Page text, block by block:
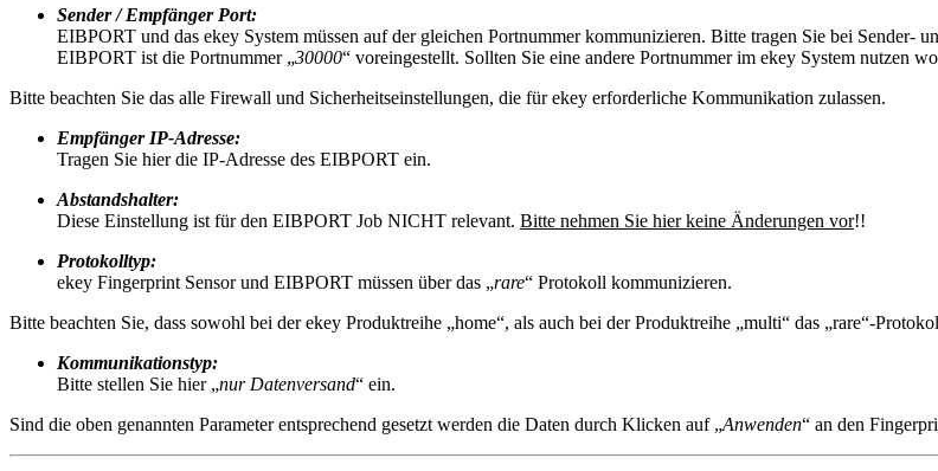
Sender / Empfänger Port:
EIBPORT und das ekey System müssen auf der gleichen Portnummer kommunizieren. Bitte tragen Sie bei
EIBPORT ist die Portnummer „30000“ voreingestellt. Sollten Sie eine andere Portnummer im ekey System nutzen
Bitte beachten Sie das alle Firewall und Sicherheitseinstellungen, die für ekey erforderliche Kommunikation zulassen.
Empfänger IP-Adresse:
Tragen Sie hier die IP-Adresse des EIBPORT ein.
Abstandshalter:
Diese Einstellung ist für den EIBPORT Job NICHT relevant. Bitte nehmen Sie hier keine Änderungen vor!!
Protokolltyp:
ekey Fingerprint Sensor und EIBPORT müssen über das „rare“ Protokoll kommunizieren.
Bitte beachten Sie, dass sowohl bei der ekey Produktreihe „home“, als auch bei der Produktreihe „multi“ das „rare“-
Kommunikationstyp:
Bitte stellen Sie hier „nur Datenversand“ ein.
Sind die oben genannten Parameter entsprechend gesetzt werden die Daten durch Klicken auf „Anwenden“ an den